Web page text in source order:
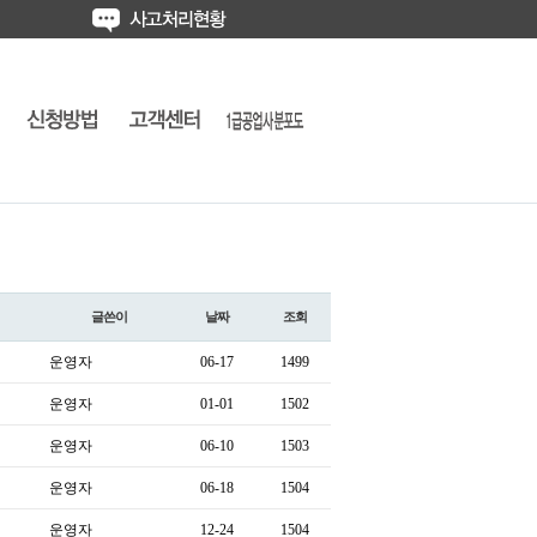
글쓴이 날짜 조회
운영자 06-17 1499
운영자 01-01 1502
운영자 06-10 1503
운영자 06-18 1504
운영자 12-24 1504